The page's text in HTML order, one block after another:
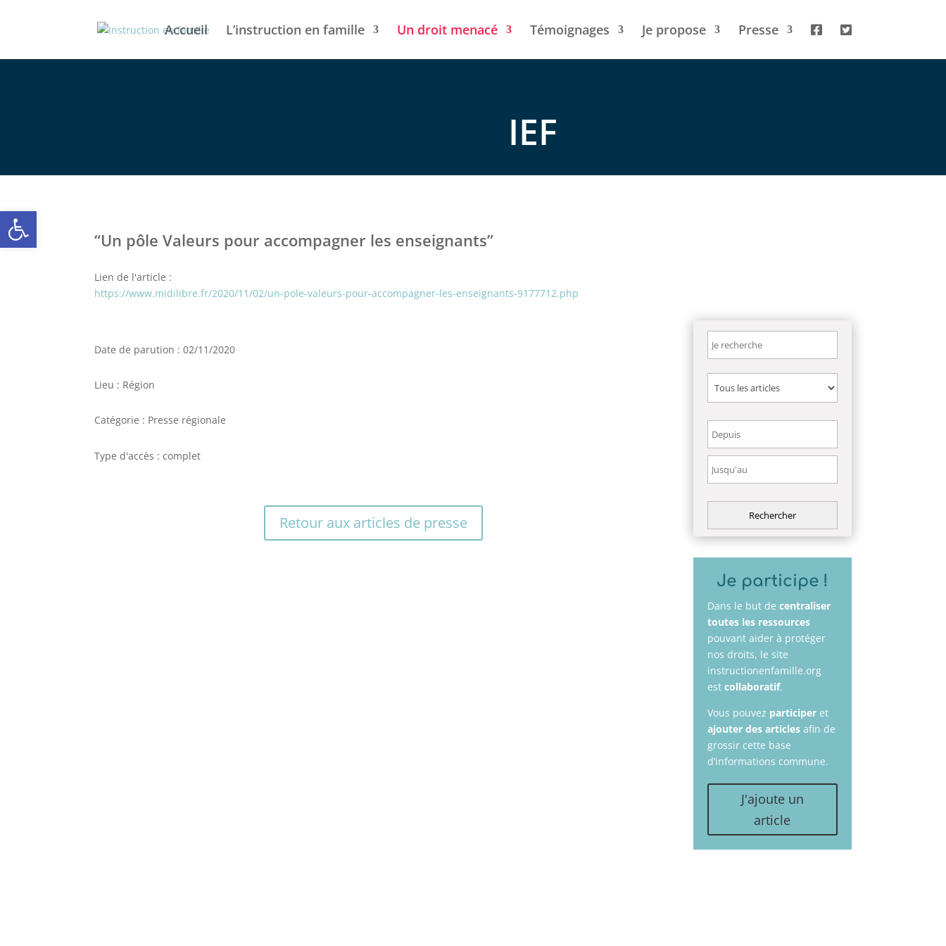
Accueil L’instruction en famille Un droit menacé Témoignages Je propose Presse
IEF
“Un pôle Valeurs pour accompagner les enseignants”
Lien de l'article :
https://www.midilibre.fr/2020/11/02/un-pole-valeurs-pour-accompagner-les-enseignants-9177712.php
Date de parution : 02/11/2020
Lieu : Région
Catégorie : Presse régionale
Type d'accès : complet
Retour aux articles de presse
Je participe !
Dans le but decentraliser
toutes les ressources
pouvant aider à protéger
nos droits, le site
instructionenfamille.org
estcollaboratif.
Vous pouvez participer et
ajouter des articles afin de
grossir cette base
d’informations commune.
J'ajoute un
article
Ouvrir la barre d’outils